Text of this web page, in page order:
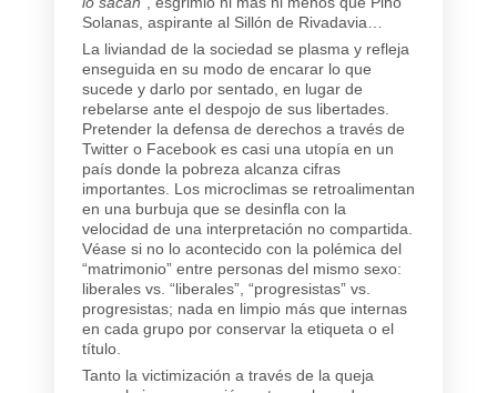
Solanas, aspirante al Sillón de Rivadavia…
La liviandad de la sociedad se plasma y refleja
enseguida en su modo de encarar lo que
sucede y darlo por sentado, en lugar de
rebelarse ante el despojo de sus libertades.
Pretender la defensa de derechos a través de
Twitter o Facebook es casi una utopía en un
país donde la pobreza alcanza cifras
importantes. Los microclimas se retroalimentan
en una burbuja que se desinfla con la
velocidad de una interpretación no compartida.
Véase si no lo acontecido con la polémica del
“matrimonio” entre personas del mismo sexo:
liberales vs. “liberales”, “progresistas” vs.
progresistas; nada en limpio más que internas
en cada grupo por conservar la etiqueta o el
título.
Tanto la victimización a través de la queja